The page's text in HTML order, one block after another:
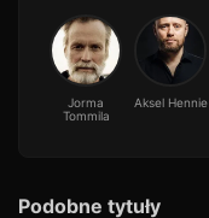
Jorma
Tommila
Aksel Hennie
Podobne tytuły